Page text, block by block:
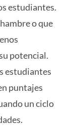
estudiantes.
o que
potencial.
estudiantes
puntajes
un ciclo